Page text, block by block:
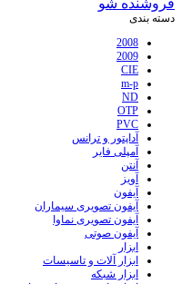
فروشنده شو
دسته بندی
2008
2009
CIE
m-p
ND
OTP
PVC
آداپتور و ترانس
آمپلی فایر
آنتن
آویز
آیفون
آیفون تصویری سیماران
آیفون تصویری نماوا
آیفون صوتی
ابزار
ابزار آلات و تاسیسات
ابزار شبکه